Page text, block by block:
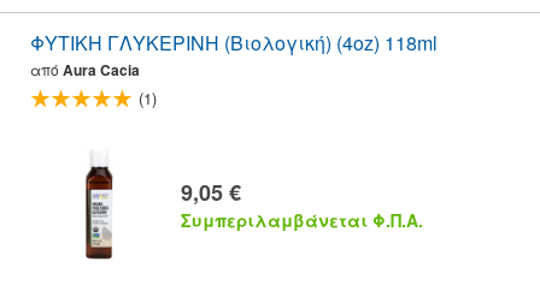
ΦΥΤΙΚΗ ΓΛΥΚΕΡΙΝΗ (Βιολογική) (4oz) 118ml
από Aura Cacia
(1)
9,05 €
Συμπεριλαμβάνεται Φ.Π.Α.